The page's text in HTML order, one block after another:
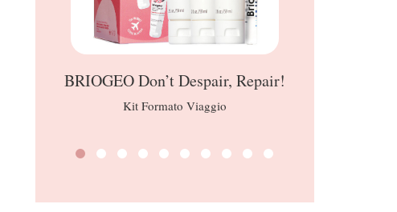
BRIOGEO Don’t Despair, Repair!
Kit Formato Viaggio